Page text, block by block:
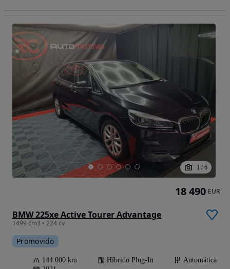
1 / 6
BMW 225xe Active Tourer Advantage
1499 cm3 • 224 cv
Promovido
144 000 km Híbrido Plug-In
Automática
18 490 EUR